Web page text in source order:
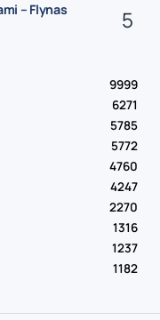
– Flynas
9999
6271
5785
5772
4760
4247
2270
1316
1237
1182